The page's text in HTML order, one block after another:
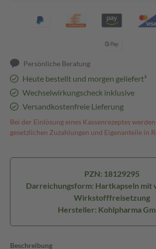
Persönliche Beratung
Heute bestellt und morgen geliefert³
Wechselwirkungscheck inklusive
Versandkostenfreie Lieferung
Bei der Einlösung eines Kassenrezeptes
gesetzlichen Zuzahlungen und Eigenanteile in
PZN: 18129295
Darreichungsform: Hartkapseln mit
Wirkstofffreisetzung
Hersteller: Kohlpharma
Beschreibung